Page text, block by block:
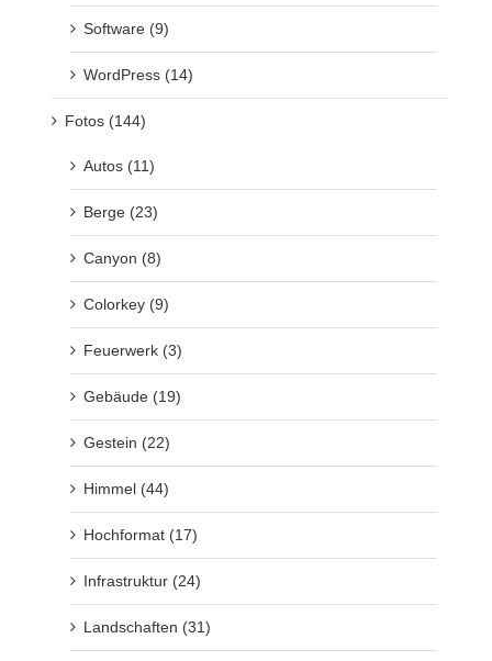
Software (9)
WordPress (14)
Fotos (144)
Autos (11)
Berge (23)
Canyon (8)
Colorkey (9)
Feuerwerk (3)
Gebäude (19)
Gestein (22)
Himmel (44)
Hochformat (17)
Infrastruktur (24)
Landschaften (31)